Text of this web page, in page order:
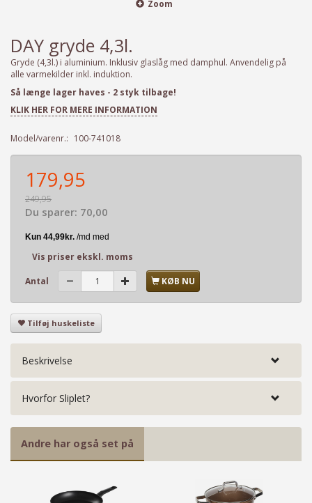
Zoom
DAY gryde 4,3l.
Gryde (4,3l.) i aluminium. Inklusiv glaslåg med damphul. Anvendelig på
alle varmekilder inkl. induktion.
Så længe lager haves - 2 styk tilbage!
KLIK HER FOR MERE INFORMATION
Model/varenr.: 100-741018
179,95
249,95
Du sparer: 70,00
Vis priser ekskl. moms
Antal KØB NU
Tilføj huskeliste
Beskrivelse
Hvorfor Sliplet?
Andre har også set på